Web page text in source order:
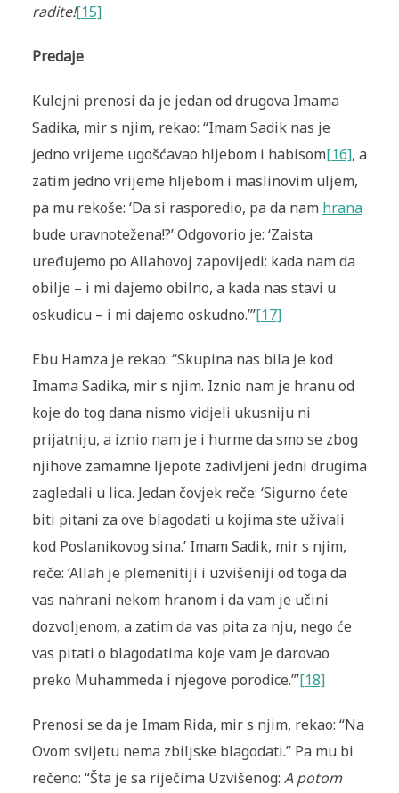
radite![15]
Predaje
Kulejni prenosi da je jedan od drugova Imama
Sadika, mir s njim, rekao: “Imam Sadik nas je
jedno vrijeme ugošćavao hljebom i habisom[16], a
zatim jedno vrijeme hljebom i maslinovim uljem,
pa mu rekoše: ‘Da si rasporedio, pa da nam hrana
bude uravnotežena!?’ Odgovorio je: ‘Zaista
uređujemo po Allahovoj zapovijedi: kada nam da
obilje – i mi dajemo obilno, a kada nas stavi u
oskudicu – i mi dajemo oskudno.’”[17]
Ebu Hamza je rekao: “Skupina nas bila je kod
Imama Sadika, mir s njim. Iznio nam je hranu od
koje do tog dana nismo vidjeli ukusniju ni
prijatniju, a iznio nam je i hurme da smo se zbog
njihove zamamne ljepote zadivljeni jedni drugima
zagledali u lica. Jedan čovjek reče: ‘Sigurno ćete
biti pitani za ove blagodati u kojima ste uživali
kod Poslanikovog sina.’ Imam Sadik, mir s njim,
reče: ‘Allah je plemenitiji i uzvišeniji od toga da
vas nahrani nekom hranom i da vam je učini
dozvoljenom, a zatim da vas pita za nju, nego će
vas pitati o blagodatima koje vam je darovao
preko Muhammeda i njegove porodice.’”[18]
Prenosi se da je Imam Rida, mir s njim, rekao: “Na
Ovom svijetu nema zbiljske blagodati.” Pa mu bi
rečeno: “Šta je sa riječima Uzvišenog: A potom